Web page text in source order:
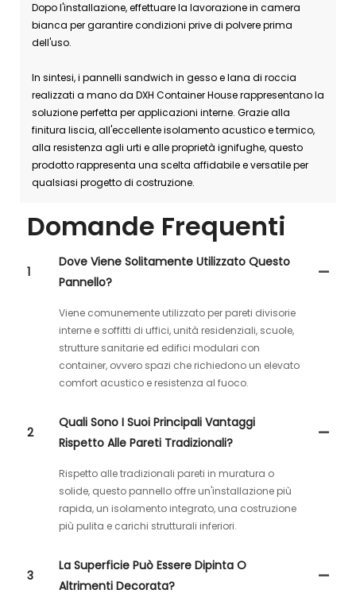
Dopo l'installazione, effettuare la lavorazione in camera
bianca per garantire condizioni prive di polvere prima
dell'uso.
In sintesi, i pannelli sandwich in gesso e lana di roccia
realizzati a mano da DXH Container House rappresentano la
soluzione perfetta per applicazioni interne. Grazie alla
finitura liscia, all'eccellente isolamento acustico e termico,
alla resistenza agli urti e alle proprietà ignifughe, questo
prodotto rappresenta una scelta affidabile e versatile per
qualsiasi progetto di costruzione.
Domande Frequenti
1
Dove Viene Solitamente Utilizzato Questo
Pannello?
Viene comunemente utilizzato per pareti divisorie
interne e soffitti di uffici, unità residenziali, scuole,
strutture sanitarie ed edifici modulari con
container, ovvero spazi che richiedono un elevato
comfort acustico e resistenza al fuoco.
2
Quali Sono I Suoi Principali Vantaggi
Rispetto Alle Pareti Tradizionali?
Rispetto alle tradizionali pareti in muratura o
solide, questo pannello offre un'installazione più
rapida, un isolamento integrato, una costruzione
più pulita e carichi strutturali inferiori.
3
La Superficie Può Essere Dipinta O
Altrimenti Decorata?